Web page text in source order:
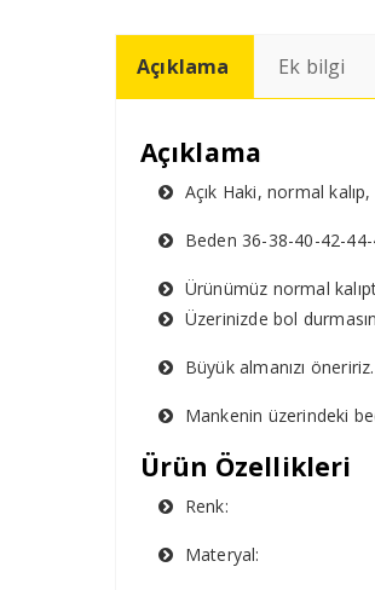
Açıklama Ek bilgi
Açıklama
Açık Haki, normal
Beden 36-38-40-42-44-
Ürünümüz normal
Üzerinizde bol
Büyük almanızı öneririz.
Mankenin üzerindeki
Ürün Özellikleri
Renk:
Materyal: